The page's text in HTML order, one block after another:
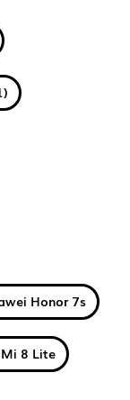
Honor 7s
8 Lite